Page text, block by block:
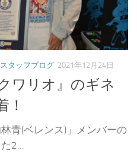
スタッフブログ 2021年12月24日
ワリオ』のギネ
！
青(ベレンス)」メンバーの
2...